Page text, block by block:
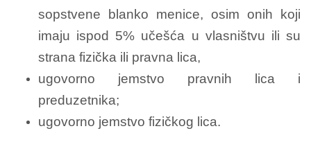
sopstvene blanko menice, osim onih koji
imaju ispod 5% učešća u vlasništvu ili su
strana fizička ili pravna lica,
ugovorno jemstvo pravnih lica i
preduzetnika;
ugovorno jemstvo fizičkog lica.